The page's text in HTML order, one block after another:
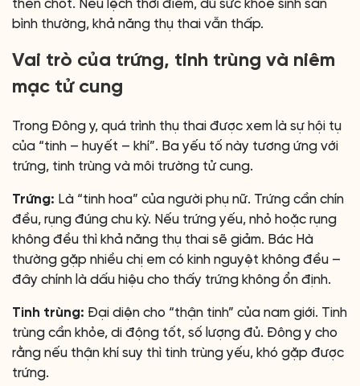
then chốt. Nếu lệch thời điểm, dù sức khỏe sinh sản
bình thường, khả năng thụ thai vẫn thấp.
Vai trò của trứng, tinh trùng và niêm
mạc tử cung
Trong Đông y, quá trình thụ thai được xem là sự hội tụ
của “tinh – huyết – khí”. Ba yếu tố này tương ứng với
trứng, tinh trùng và môi trường tử cung.
Trứng: Là “tinh hoa” của người phụ nữ. Trứng cần chín
đều, rụng đúng chu kỳ. Nếu trứng yếu, nhỏ hoặc rụng
không đều thì khả năng thụ thai sẽ giảm. Bác Hà
thường gặp nhiều chị em có kinh nguyệt không đều –
đây chính là dấu hiệu cho thấy trứng không ổn định.
Tinh trùng: Đại diện cho “thận tinh” của nam giới. Tinh
trùng cần khỏe, di động tốt, số lượng đủ. Đông y cho
rằng nếu thận khí suy thì tinh trùng yếu, khó gặp được
trứng.